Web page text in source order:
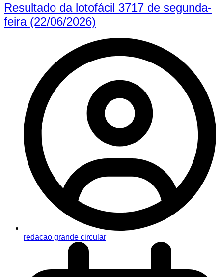
Resultado da lotofácil 3717 de segunda-
feira (22/06/2026)
redacao grande circular